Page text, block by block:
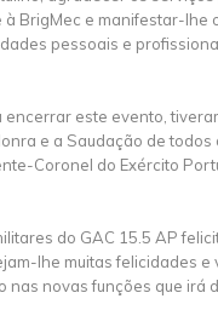
à BrigMec e manifestar-lhe
pessoais e
encerrar este evento,
e a Saudação de
Coronel do Exército
do GAC 15.5 AP
lhe muitas felicidades e
nas novas funções que irá